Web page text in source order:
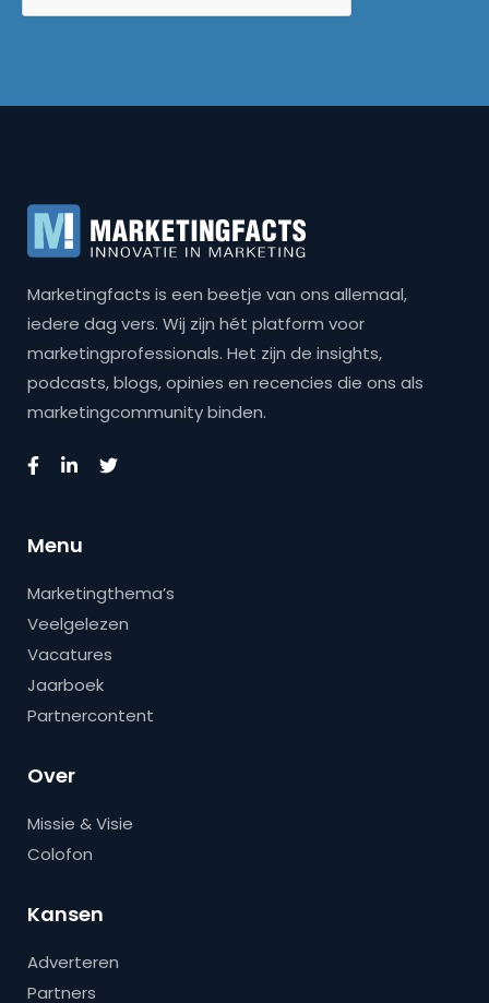
Marketingfacts is een beetje van ons allemaal,
iedere dag vers. Wij zijn hét platform voor
marketingprofessionals. Het zijn de insights,
podcasts, blogs, opinies en recencies die ons als
marketingcommunity binden.
Menu
Marketingthema’s
Veelgelezen
Vacatures
Jaarboek
Partnercontent
Over
Missie & Visie
Colofon
Kansen
Adverteren
Partners